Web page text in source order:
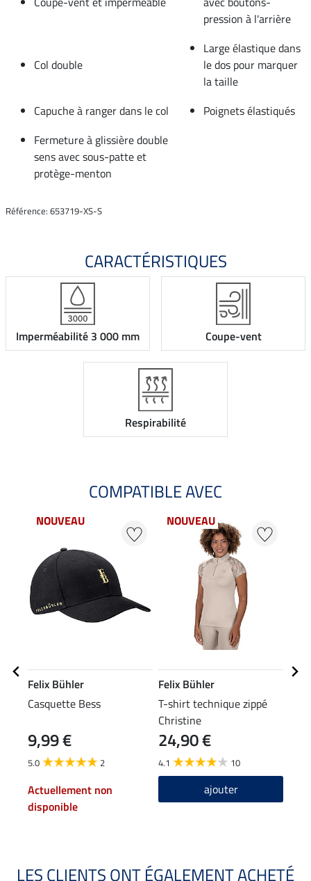
pression à l'arrière
Col double
Large élastique dans
le dos pour marquer
la taille
Capuche à ranger dans le col
Poignets élastiqués
Fermeture à glissière double
sens avec sous-patte et
protège-menton
Référence: 653719-XS-S
CARACTÉRISTIQUES
Imperméabilité 3 000 mm Coupe-vent
Respirabilité
COMPATIBLE AVEC
NOUVEAU
Felix Bühler
Casquette Bess
9,99 €
5.0 2
Actuellement non
disponible
NOUVEAU
Felix Bühler
T-shirt technique zippé
Christine
24,90 €
4.1 10
ajouter
LES CLIENTS ONT ÉGALEMENT ACHETÉ